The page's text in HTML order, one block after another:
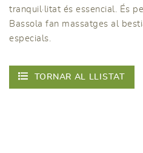
tranquil·litat és essencial. És
Bassola fan massatges al
especials.
TORNAR AL LLISTAT